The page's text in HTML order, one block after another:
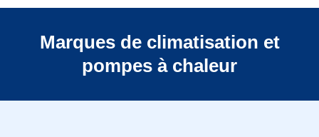
Marques de climatisation et
pompes à chaleur